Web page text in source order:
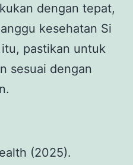
dengan tepat,
kesehatan Si
pastikan untuk
sesuai dengan
(2025).